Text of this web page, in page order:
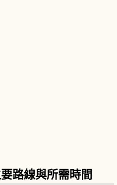
路線與所需時間